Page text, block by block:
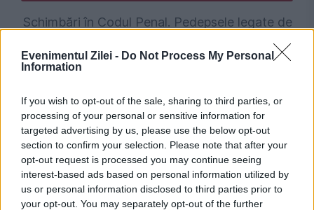
Evenimentul Zilei - Do Not Process My Personal
Information
If you wish to opt-out of the sale, sharing to third parties, or
processing of your personal or sensitive information for
targeted advertising by us, please use the below opt-out
section to confirm your selection. Please note that after your
opt-out request is processed you may continue seeing
interest-based ads based on personal information utilized by
us or personal information disclosed to third parties prior to
your opt-out. You may separately opt-out of the further
Schimbări în Codul Penal. Pedepsele legate de